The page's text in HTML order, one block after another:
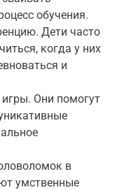
обучения.
Дети часто
когда у них
и
Они помогут
в
умственные